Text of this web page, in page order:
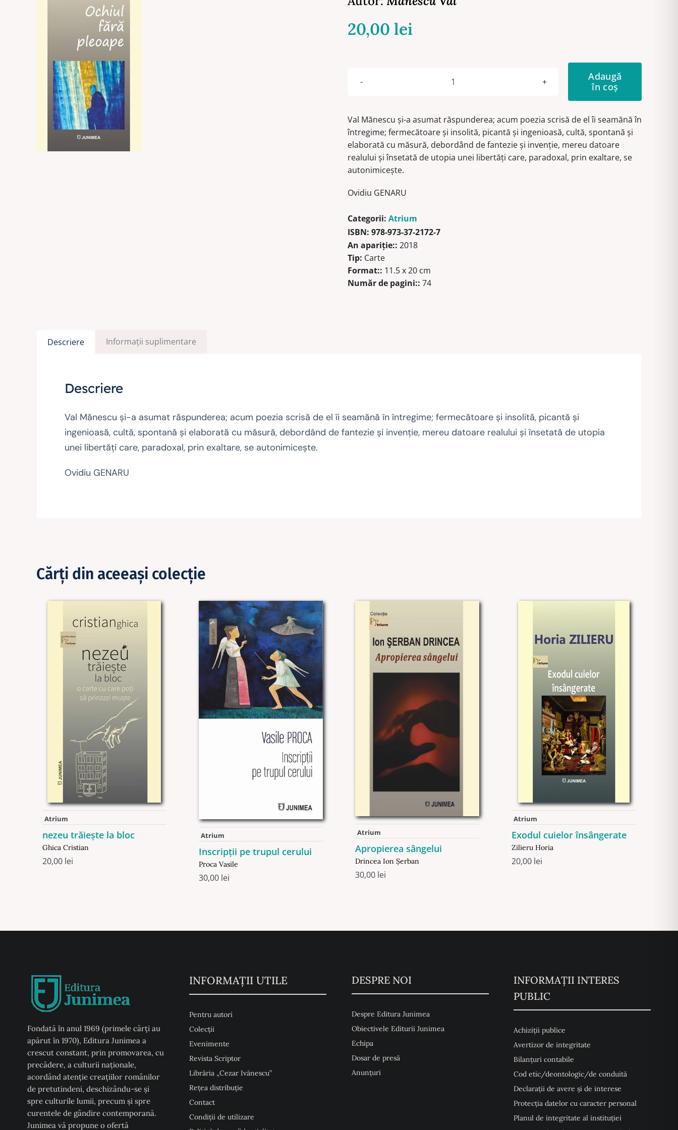
20,00 lei
Cantitate
pleoape
Adaugă
în coș
Val Mănescu şi-a asumat răspunderea; acum poezia scrisă de el îi seamănă în
întregime; fermecătoare şi insolită, picantă şi ingenioasă, cultă, spontană şi
elaborată cu măsură, debordând de fantezie şi invenţie, mereu datoare
realului şi însetată de utopia unei libertăţi care, paradoxal, prin exaltare, se
autonimiceşte.
Ovidiu GENARU
Categorii: Atrium
ISBN: 978-973-37-2172-7
An apariţie:: 2018
Tip: Carte
Format:: 11.5 x 20 cm
Număr de pagini:: 74
Descriere Informații suplimentare
Descriere
Val Mănescu şi-a asumat răspunderea; acum poezia scrisă de el îi seamănă în întregime; fermecătoare şi insolită, picantă şi
ingenioasă, cultă, spontană şi elaborată cu măsură, debordând de fantezie şi invenţie, mereu datoare realului şi însetată de utopia
unei libertăţi care, paradoxal, prin exaltare, se autonimiceşte.
Ovidiu GENARU
Cărţi din aceeaşi colecţie
Atrium
nezeu trăiește la bloc
Ghica Cristian
20,00 lei
Atrium
Inscripţii pe trupul cerului
Proca Vasile
30,00 lei
Atrium
Apropierea sângelui
Drincea Ion Şerban
30,00 lei
Atrium
Exodul cuielor însângerate
Zilieru Horia
20,00 lei
Fondată în anul 1969 (primele cărți au
apărut în 1970), Editura Junimea a
crescut constant, prin promovarea, cu
precădere, a culturii naţionale,
acordând atenţie creaţiilor românilor
de pretutindeni, deschizându-se şi
spre culturile lumii, precum şi spre
curentele de gândire contemporană.
Junimea vă propune o ofertă
INFORMAŢII UTILE
Pentru autori
Colecţii
Evenimente
Revista Scriptor
Librăria „Cezar Ivănescu”
Rețea distribuție
Contact
Condiţii de utilizare
DESPRE NOI
Despre Editura Junimea
Obiectivele Editurii Junimea
Echipa
Dosar de presă
Anunţuri
INFORMAȚII INTERES
PUBLIC
Achiziții publice
Avertizor de integritate
Bilanțuri contabile
Cod etic/deontologic/de conduită
Declarații de avere și de interese
Protecția datelor cu caracter personal
Planul de integritate al instituției